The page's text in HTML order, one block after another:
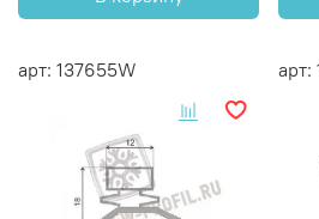
арт: 137655W арт: